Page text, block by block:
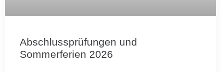
Abschlussprüfungen und
Sommerferien 2026